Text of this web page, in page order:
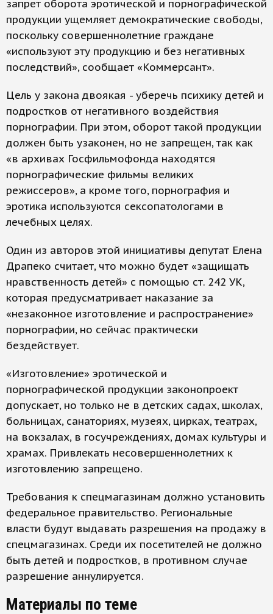
запрет оборота эротической и порнографической
продукции ущемляет демократические свободы,
поскольку совершеннолетние граждане
«используют эту продукцию и без негативных
последствий», сообщает «Коммерсант».
Цель у закона двоякая - уберечь психику детей и
подростков от негативного воздействия
порнографии. При этом, оборот такой продукции
должен быть узаконен, но не запрещен, так как
«в архивах Госфильмофонда находятся
порнографические фильмы великих
режиссеров», а кроме того, порнография и
эротика используются сексопатологами в
лечебных целях.
Один из авторов этой инициативы депутат Елена
Драпеко считает, что можно будет «защищать
нравственность детей» с помощью ст. 242 УК,
которая предусматривает наказание за
«незаконное изготовление и распространение»
порнографии, но сейчас практически
бездействует.
«Изготовление» эротической и
порнографической продукции законопроект
допускает, но только не в детских садах, школах,
больницах, санаториях, музеях, цирках, театрах,
на вокзалах, в госучреждениях, домах культуры и
храмах. Привлекать несовершеннолетних к
изготовлению запрещено.
Требования к спецмагазинам должно установить
федеральное правительство. Региональные
власти будут выдавать разрешения на продажу в
спецмагазинах. Среди их посетителей не должно
быть детей и подростков, в противном случае
разрешение аннулируется.
Материалы по теме